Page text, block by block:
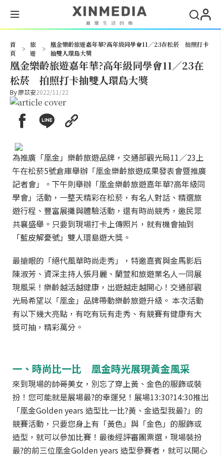
首
頁
>
旅
遊
>
凰金樂齡旅遊嘉年華?高年級同學會11／23在松菸 拍照打卡
抽雙人環島大獎
凰金樂齡旅遊嘉年華?高年級同學會11／23在
松菸 拍照打卡抽雙人環島大獎
By廖苡安2022/11/22
為推廣「凰金」樂齡旅遊品牌，交通部觀光局11／23上
午在松菸5號倉庫舉辦「凰金樂齡旅遊成果發表會暨推廣
記者會」。下午則舉辦「凰金樂齡旅遊嘉年華?高年級同
學會」活動，一整天精彩在松菸，有名人對話、精選旅
遊行程、豐富展攤與體驗活動，還有時尚競秀，邀民眾
共襄盛舉。只要到現場打卡上傳照片，就有機會抽到
「藍皮解憂號」雙人環島遊大獎。
最搶眼的「絕代風華時尚走秀」，特邀嘉賓與金馬影后
陳淑芳、資深主持人張月麗、蘭萱和旅遊業名人一同展
現風采！樂齡越活越健康，出遊越走越開心！交通部觀
光局希望以「凰金」品牌帶動樂齡旅遊升級。 本次活動
有以下幾大亮點，有吃有玩有走秀、有競賽有健康有大
獎可抽，精彩萬分。
一、時尚比一比 凰金時光展現黃金風采
來到現場的帥哥美女，別忘了穿上黃、金色的服飾或裝
扮！您可能就是展場最?的幸運兒！展場13:30?14:30推出
「凰金Golden years 造型比一比?黃、金造型我最?」的
競賽活動，只要您身上有「黃色」與「金色」的服飾或
造型，就可以參加比賽！最後經評審團票選，現場裝扮
最?的前三位凰金Golden years 造型參賽者，就可以開心